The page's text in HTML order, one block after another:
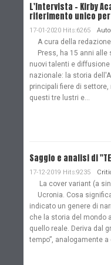
L'Intervista - Kirby
riferimento unico
17-01-2020 Hits:6265
A cura della
Press, ha 15 anni
nuovi talenti e
nazionale: la storia
principali fiere di
questi tre lustri e...
Saggio e analisi di
17-12-2019 Hits:9235
La cover variant (a
Ucronia. Cosa
indicato un genere di
che la storia del mondo
quello reale. Deriva dal
tempo”, analogamente a